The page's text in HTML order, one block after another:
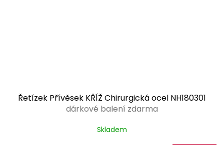
Řetízek Přívěsek KŘÍŽ Chirurgická ocel NH180301
dárkové balení zdarma
Skladem